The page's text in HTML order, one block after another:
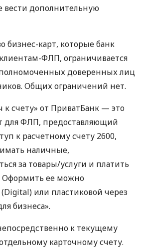
дополнительную
бизнес-карт, которые банк
ФЛП, ограничивается
доверенных лиц
Общих ограничений нет.
к счету» от ПриватБанк — это
для ФЛП, предоставляющий
к расчетному счету 2600,
наличные,
за товары/услуги и платить
Оформить ее можно
или пластиковой через
бизнеса».
к текущему
карточному счету.